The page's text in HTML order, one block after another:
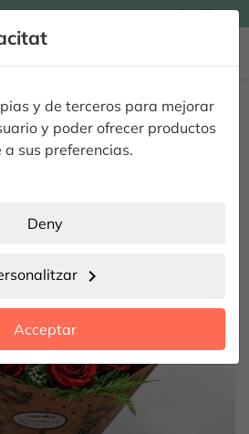
y de terceros para mejorar
y poder ofrecer productos
sus preferencias.
Deny
chevron_right
Acceptar
Catalán
Sant Valentí